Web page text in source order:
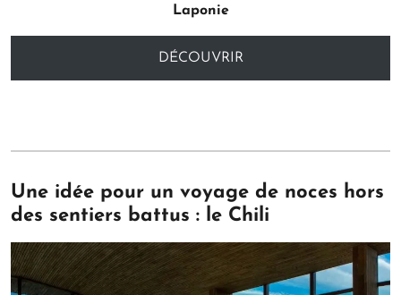
Laponie
DÉCOUVRIR
Une idée pour un voyage de noces hors
des sentiers battus : le Chili